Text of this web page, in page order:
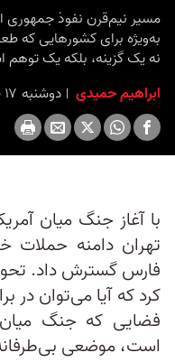
مسیر نیم‌قرن نفوذ
به‌ویژه برای کشورهایی که
نه یک گزینه، بلکه یک
ابراهیم حمیدی
دوشنبه ۱۷ فروردین ۱۴۰۵ برابر با ۶ آوریل ۲۰۲۶ ۹:۳۰
با آغاز جنگ میان
تهران دامنه حملات
فارس گسترش داد.
کرد که آیا می‌توان در
فضایی که جنگ
است، موضعی